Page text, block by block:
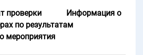
проверки
Информация о
по результатам
мероприятия